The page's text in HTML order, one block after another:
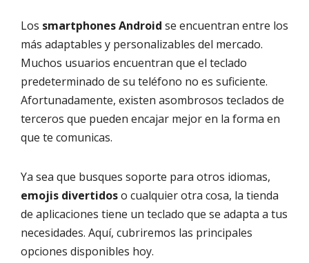
Los smartphones Android se encuentran entre los
más adaptables y personalizables del mercado.
Muchos usuarios encuentran que el teclado
predeterminado de su teléfono no es suficiente.
Afortunadamente, existen asombrosos teclados de
terceros que pueden encajar mejor en la forma en
que te comunicas.
Ya sea que busques soporte para otros idiomas,
emojis divertidoso cualquier otra cosa, la tienda
de aplicaciones tiene un teclado que se adapta a tus
necesidades. Aquí, cubriremos las principales
opciones disponibles hoy.